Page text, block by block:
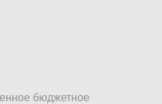
бюджетное